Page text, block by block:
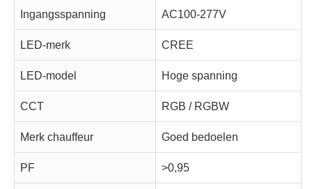
Ingangsspanning AC100-277V
LED-merk CREE
LED-model Hoge spanning
CCT RGB / RGBW
Merk chauffeur Goed bedoelen
PF >0,95